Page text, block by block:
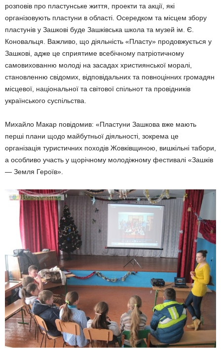
розповів про пластунське життя, проекти та акції, які
організовують пластуни в області. Осередком та місцем збору
пластунів у Зашкові буде Зашківська школа та музей ім. Є.
Коновальця. Важливо, що діяльність «Пласту» продовжується у
Зашкові, адже це сприятиме всебічному патріотичному
самовихованню молоді на засадах християнської моралі,
становленню свідомих, відповідальних та повноцінних громадян
місцевої, національної та світової спільнот та провідників
українського суспільства.
Михайло Макар повідомив: «Пластуни Зашкова вже мають
перші плани щодо майбутньої діяльності, зокрема це
організація туристичних походів Жовківщиною, вишкільні табори,
а особливо участь у щорічному молодіжному фестивалі «Зашків
— Земля Героїв».